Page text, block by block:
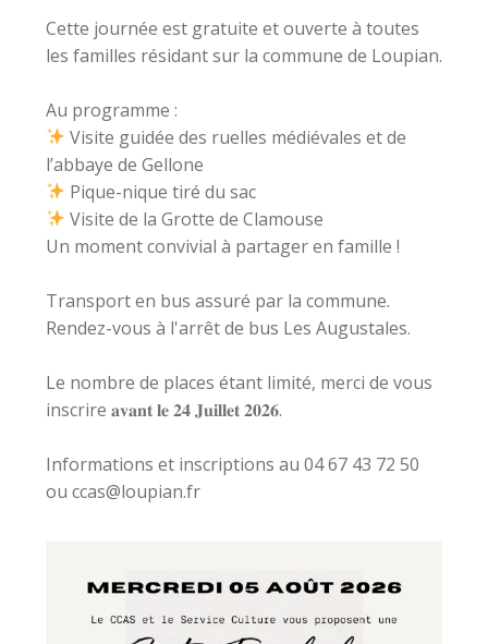
Cette journée est gratuite et ouverte à toutes
les familles résidant sur la commune de Loupian.
Au programme :
Visite guidée des ruelles médiévales et de
l’abbaye de Gellone
Pique-nique tiré du sac
Visite de la Grotte de Clamouse
Un moment convivial à partager en famille !
Transport en bus assuré par la commune.
Rendez-vous à l'arrêt de bus Les Augustales.
Le nombre de places étant limité, merci de vous
inscrire 𝐚𝐯𝐚𝐧𝐭 𝐥𝐞 𝟐𝟒 𝐉𝐮𝐢𝐥𝐥𝐞𝐭 𝟐𝟎𝟐𝟔.
Informations et inscriptions au 04 67 43 72 50
ou ccas@loupian.fr